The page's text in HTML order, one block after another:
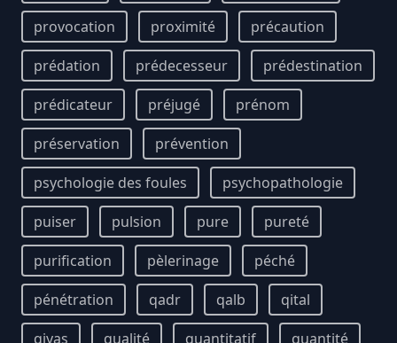
provocation
proximité
précaution
prédation
prédecesseur
prédestination
prédicateur
préjugé
prénom
préservation
prévention
psychologie des foules
psychopathologie
puiser
pulsion pure
pureté
purification
pèlerinage
péché
pénétration
qadr qalb
qital
qiyas
qualité quantitatif
quantité